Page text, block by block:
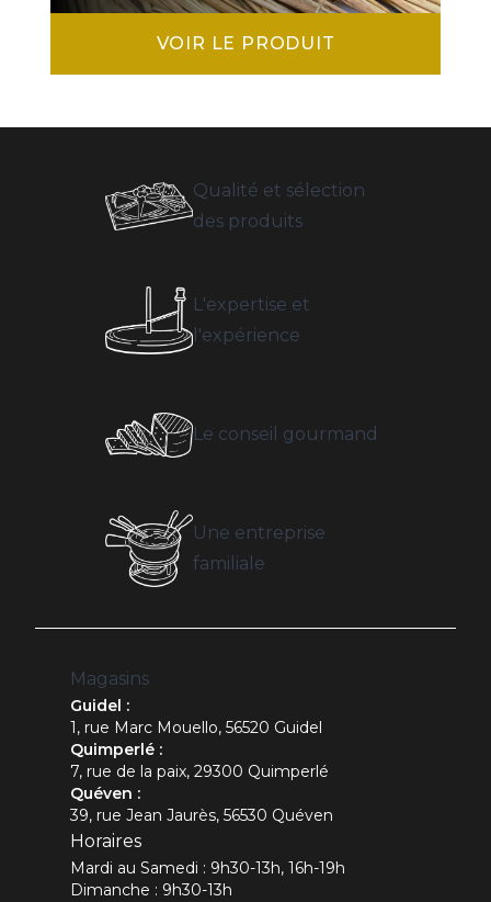
VOIR LE PRODUIT
Qualité et sélection
des produits
L'expertise et
l'expérience
Le conseil gourmand
Une entreprise
familiale
Magasins
Guidel :
1, rue Marc Mouello, 56520 Guidel
Quimperlé :
7, rue de la paix, 29300 Quimperlé
Quéven :
39, rue Jean Jaurès, 56530 Quéven
Horaires
Mardi au Samedi : 9h30-13h, 16h-19h
Dimanche : 9h30-13h